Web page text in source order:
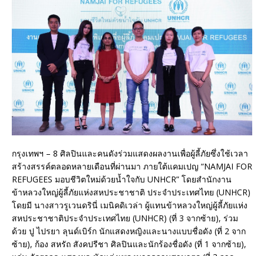
กรุงเทพฯ – 8 ศิลปินและคนดังร่วมแสดงผลงานเพื่อผู้ลี้ภัยซึ่งใช้เวลา
สร้างสรรค์ตลอดหลายเดือนที่ผ่านมา ภายใต้แคมเปญ “NAMJAI FOR
REFUGEES มอบชีวิตใหม่ด้วยน้ำใจกับ UNHCR” โดยสำนักงาน
ข้าหลวงใหญ่ผู้ลี้ภัยแห่งสหประชาชาติ ประจำประเทศไทย (UNHCR)
โดยมี นางสาวรูเวนดรินี่ เมนิคดิเวล่า ผู้แทนข้าหลวงใหญ่ผู้ลี้ภัยแห่ง
สหประชาชาติประจำประเทศไทย (UNHCR) (ที่ 3 จากซ้าย), ร่วม
ด้วย ปู ไปรยา ลุนด์เบิร์ก นักแสดงหญิงและนางแบบชื่อดัง (ที่ 2 จาก
ซ้าย), ก้อง สหรัถ สังคปรีชา ศิลปินและนักร้องชื่อดัง (ที่ 1 จากซ้าย),